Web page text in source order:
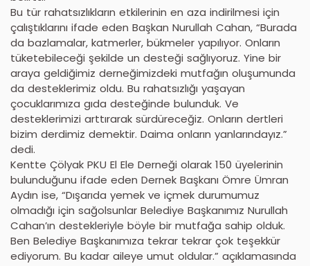
Bu tür rahatsızlıkların etkilerinin en aza indirilmesi için
çalıştıklarını ifade eden Başkan Nurullah Cahan, “Burada
da bazlamalar, katmerler, bükmeler yapılıyor. Onların
tüketebileceği şekilde un desteği sağlıyoruz. Yine bir
araya geldiğimiz derneğimizdeki mutfağın oluşumunda
da desteklerimiz oldu. Bu rahatsızlığı yaşayan
çocuklarımıza gıda desteğinde bulunduk. Ve
desteklerimizi arttırarak sürdüreceğiz. Onların dertleri
bizim derdimiz demektir. Daima onların yanlarındayız.”
dedi.
Kentte Çölyak PKU El Ele Derneği olarak 150 üyelerinin
bulunduğunu ifade eden Dernek Başkanı Ömre Ümran
Aydın ise, “Dışarıda yemek ve içmek durumumuz
olmadığı için sağolsunlar Belediye Başkanımız Nurullah
Cahan’ın destekleriyle böyle bir mutfağa sahip olduk.
Ben Belediye Başkanımıza tekrar tekrar çok teşekkür
ediyorum. Bu kadar aileye umut oldular.” açıklamasında